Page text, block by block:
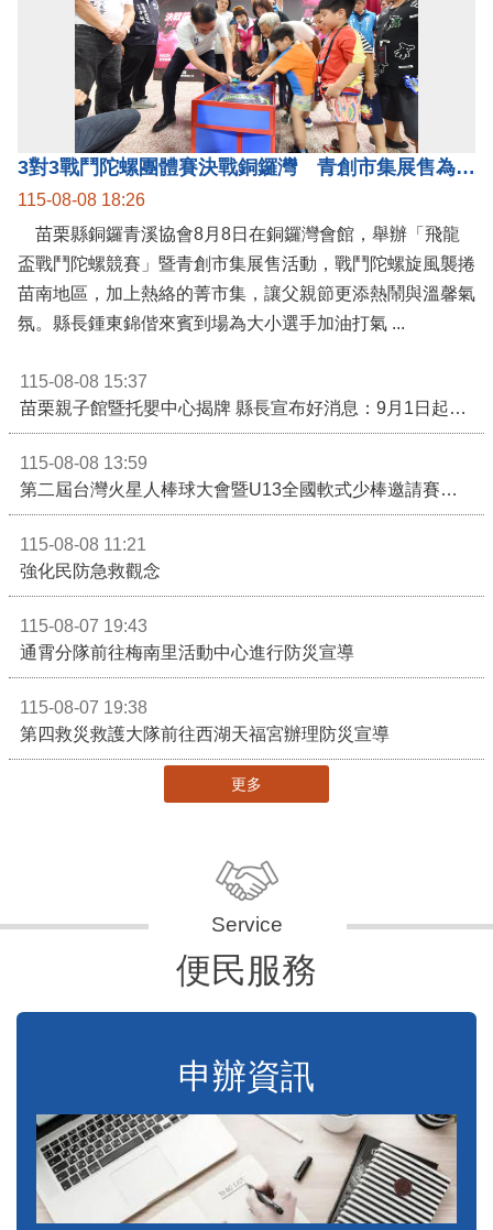
3對3戰鬥陀螺團體賽決戰銅鑼灣 青創市集展售為父親節增添繽紛
115-08-08 18:26
苗栗縣銅鑼青溪協會8月8日在銅鑼灣會館，舉辦「飛龍
盃戰鬥陀螺競賽」暨青創市集展售活動，戰鬥陀螺旋風襲捲
苗南地區，加上熱絡的菁市集，讓父親節更添熱鬧與溫馨氣
氛。縣長鍾東錦偕來賓到場為大小選手加油打氣 ...
115-08-08 15:37
苗栗親子館暨托嬰中心揭牌 縣長宣布好消息：9月1日起調降臨時托嬰費用
115-08-08 13:59
第二屆台灣火星人棒球大會暨U13全國軟式少棒邀請賽在苗栗舉辦
115-08-08 11:21
強化民防急救觀念
115-08-07 19:43
通霄分隊前往梅南里活動中心進行防災宣導
115-08-07 19:38
第四救災救護大隊前往西湖天福宮辦理防災宣導
更多
便民服務
申辦資訊